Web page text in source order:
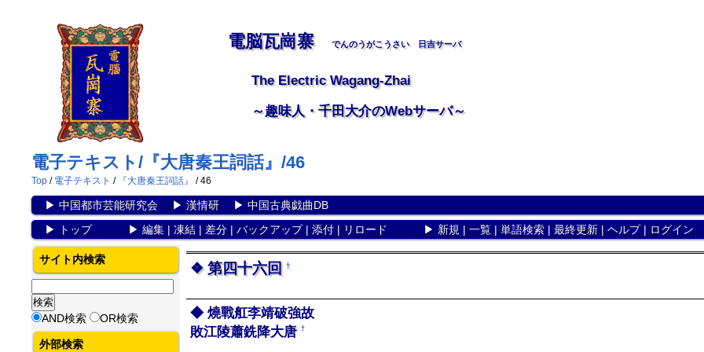
電脳瓦崗寨 でんのうがこうさい 日吉サーバ
The Electric Wagang-Zhai
～趣味人・千田大介のWebサーバ～
電子テキスト/『大唐秦王詞話』/46
Top/ 電子テキスト / 『大唐秦王詞話』 / 46
▶ 中国都市芸能研究会▶ 漢情研▶ 中国古典戯曲DB
▶
トップ▶ 編集| 凍結| 差分| バックアップ| 添付| リロード ▶ 新規 | 一覧| 単語検索| 最終更新| ヘルプ| ログイン
第四十六回†
燒戰舡李靖破強故
敗江陵蕭銑降大唐 †
サイト内検索
AND検索 OR検索
外部検索